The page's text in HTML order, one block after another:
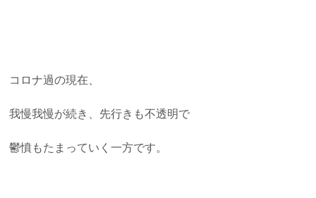
コロナ過の現在、
我慢我慢が続き、先行きも不透明で
鬱憤もたまっていく一方です。